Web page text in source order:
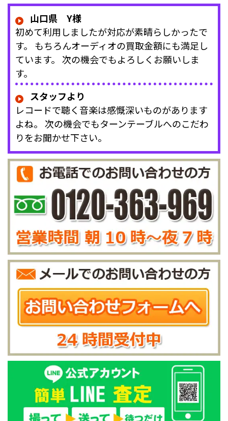
山口県 Y様
初めて利用しましたが対応が素晴らしかったで
す。 もちろんオーディオの買取金額にも満足し
ています。 次の機会でもよろしくお願いしま
す。
スタッフより
レコードで聴く音楽は感慨深いものがあります
よね。 次の機会でもターンテーブルへのこだわ
りをお聞かせ下さい。